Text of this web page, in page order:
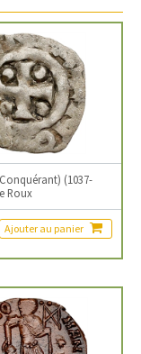
(1037-
Roux
Ajouter au panier